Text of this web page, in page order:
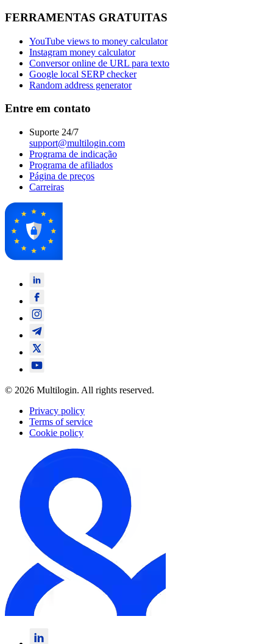
FERRAMENTAS GRATUITAS
YouTube views to money calculator
Instagram money calculator
Conversor online de URL para texto
Google local SERP checker
Random address generator
Entre em contato
Suporte 24/7
support@multilogin.com
Programa de indicação
Programa de afiliados
Página de preços
Carreiras
© 2026 Multilogin. All rights reserved.
Privacy policy
Terms of service
Cookie policy